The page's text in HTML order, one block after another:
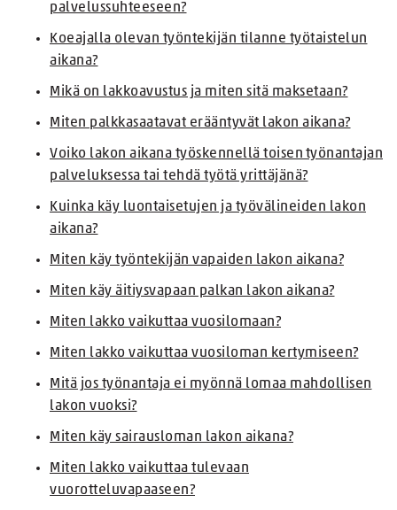
palvelussuhteeseen?
Koeajalla olevan työntekijän tilanne työtaistelun
aikana?
Mikä on lakkoavustus ja miten sitä maksetaan?
Miten palkkasaatavat erääntyvät lakon aikana?
Voiko lakon aikana työskennellä toisen työnantajan
palveluksessa tai tehdä työtä yrittäjänä?
Kuinka käy luontaisetujen ja työvälineiden lakon
aikana?
Miten käy työntekijän vapaiden lakon aikana?
Miten käy äitiysvapaan palkan lakon aikana?
Miten lakko vaikuttaa vuosilomaan?
Miten lakko vaikuttaa vuosiloman kertymiseen?
Mitä jos työnantaja ei myönnä lomaa mahdollisen
lakon vuoksi?
Miten käy sairausloman lakon aikana?
Miten lakko vaikuttaa tulevaan
vuorotteluvapaaseen?